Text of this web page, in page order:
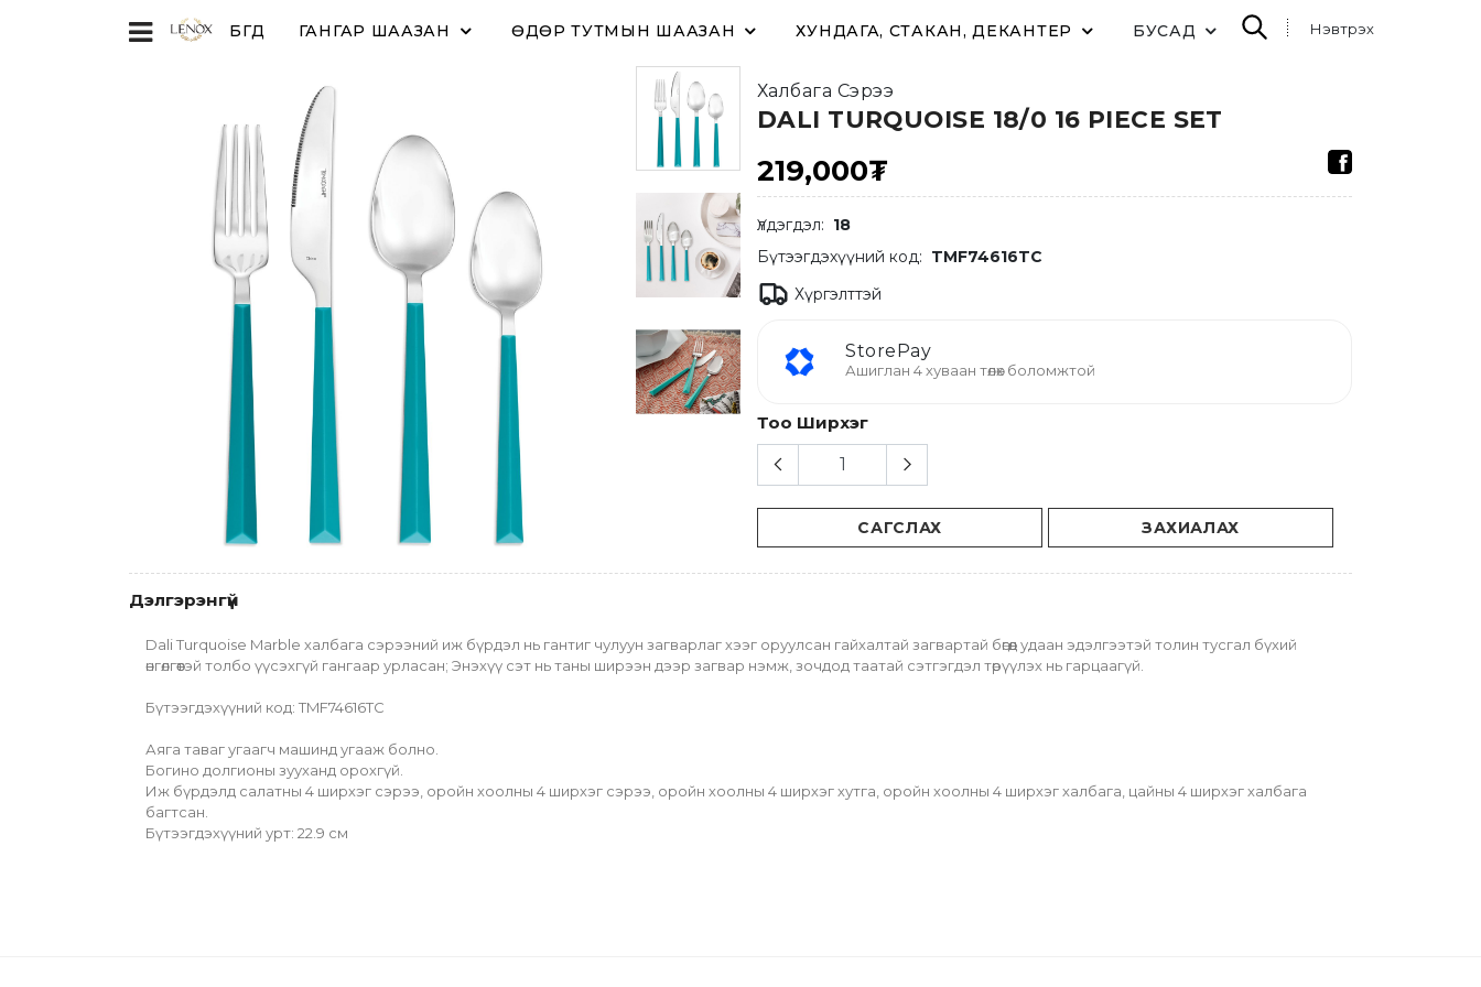
БҮГД ГАНГАР ШААЗАН ӨДӨР ТУТМЫН ШААЗАН ХУНДАГА, СТАКАН, ДЕКАНТЕР БУСАД Нэвтрэх
Халбага Сэрээ
DALI TURQUOISE 18/0 16 PIECE SET
219,000₮
Үлдэгдэл: 18
Бүтээгдэхүүний код: TMF74616TC
Хүргэлттэй
StorePay
Ашиглан 4 хуваан төлөх боломжтой
Тоо Ширхэг
САГСЛАХ ЗАХИАЛАХ
Дэлгэрэнгүй
Dali Turquoise Marble халбага сэрээний иж бүрдэл нь гантиг чулуун загварлаг хээг оруулсан гайхалтай загвартай бөгөөд удаан эдэлгээтэй толин тусгал бүхий
өнгөлгөөтэй толбо үүсэхгүй гангаар урласан; Энэхүү сэт нь таны ширээн дээр загвар нэмж, зочдод таатай сэтгэгдэл төрүүлэх нь гарцаагүй.
Бүтээгдэхүүний код: TMF74616TC
Аяга таваг угаагч машинд угааж болно.
Богино долгионы зууханд орохгүй.
Иж бүрдэлд салатны 4 ширхэг сэрээ, оройн хоолны 4 ширхэг сэрээ, оройн хоолны 4 ширхэг хутга, оройн хоолны 4 ширхэг халбага, цайны 4 ширхэг халбага
багтсан.
Бүтээгдэхүүний урт: 22.9 см